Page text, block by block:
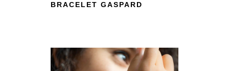
BRACELET GASPARD